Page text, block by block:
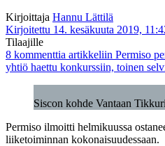
Kirjoittaja Hannu Lättilä
Kirjoitettu 14. kesäkuuta 2019,
Tilaajille
8 kommenttia artikkeliin Permiso
yhtiö haettu konkurssiin, toinen
Siscon kohde Vantaan
Permiso ilmoitti helmikuussa
liiketoiminnan kokonaisuudessaan.